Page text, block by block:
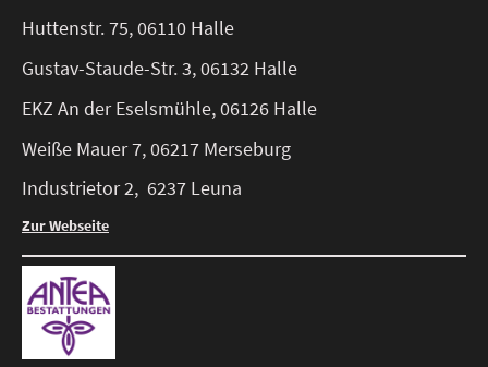
Huttenstr. 75, 06110 Halle
Gustav-Staude-Str. 3, 06132 Halle
EKZ An der Eselsmühle, 06126 Halle
Weiße Mauer 7, 06217 Merseburg
Industrietor 2, 6237 Leuna
Zur Webseite